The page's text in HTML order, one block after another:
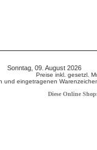
Sonntag, 09. August 2026
Preise inkl. gesetzl.
und eingetragenen
Diese Online